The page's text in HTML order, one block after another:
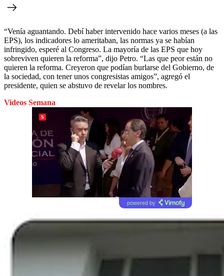
“Venía aguantando. Debí haber intervenido hace varios meses (a las
EPS), los indicadores lo ameritaban, las normas ya se habían
infringido, esperé al Congreso. La mayoría de las EPS que hoy
sobreviven quieren la reforma”, dijo Petro. “Las que peor están no
quieren la reforma. Creyeron que podían burlarse del Gobierno, de
la sociedad, con tener unos congresistas amigos”, agregó el
presidente, quien se abstuvo de revelar los nombres.
Videos Semana
powered by